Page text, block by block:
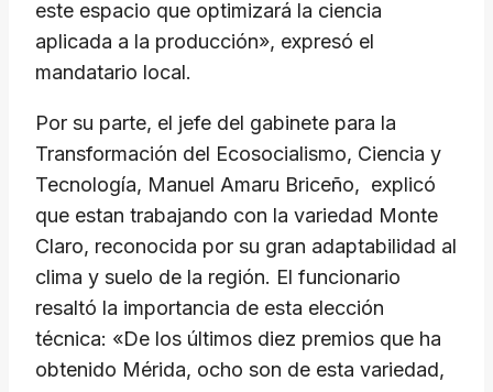
este espacio que optimizará la ciencia
aplicada a la producción», expresó el
mandatario local.
Por su parte, el jefe del gabinete para la
Transformación del Ecosocialismo, Ciencia y
Tecnología, Manuel Amaru Briceño, explicó
que estan trabajando con la variedad Monte
Claro, reconocida por su gran adaptabilidad al
clima y suelo de la región. El funcionario
resaltó la importancia de esta elección
técnica: «De los últimos diez premios que ha
obtenido Mérida, ocho son de esta variedad,